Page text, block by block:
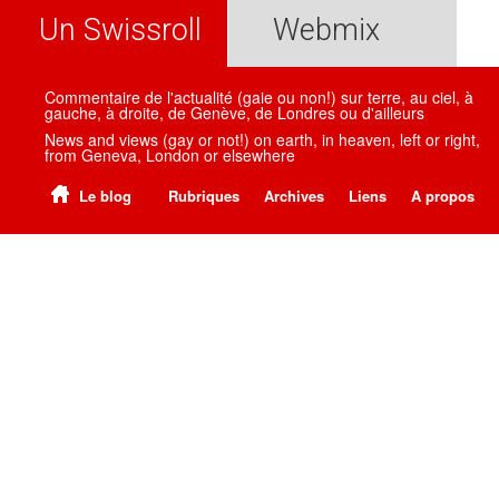
Un Swissroll Webmix
Commentaire de l'actualité (gaie ou non!) sur terre, au ciel, à
gauche, à droite, de Genève, de Londres ou d'ailleurs
News and views (gay or not!) on earth, in heaven, left or right,
from Geneva, London or elsewhere
Le blog Rubriques Archives Liens A propos